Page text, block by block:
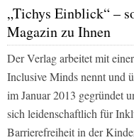
„Tichys Einblick“ –
Magazin zu Ihnen
Der Verlag arbeitet mit
Inclusive Minds nennt und
im Januar 2013 gegründet
sich leidenschaftlich für
Barrierefreiheit in der